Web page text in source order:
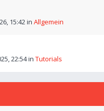
15:42in Allgemein
22:54in Tutorials